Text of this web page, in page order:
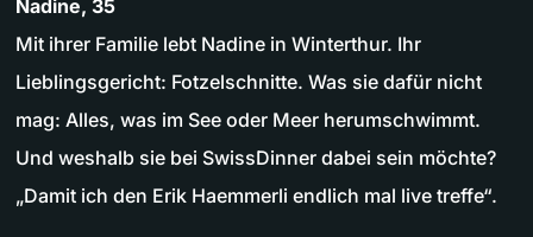
Nadine, 35
Mit ihrer Familie lebt Nadine in Winterthur. Ihr
Lieblingsgericht: Fotzelschnitte. Was sie dafür nicht
mag: Alles, was im See oder Meer herumschwimmt.
Und weshalb sie bei SwissDinner dabei sein möchte?
„Damit ich den Erik Haemmerli endlich mal live treffe“.